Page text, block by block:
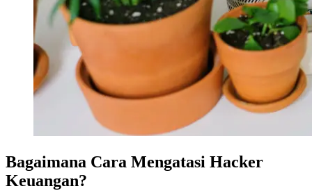
Bagaimana Cara Mengatasi Hacker
Keuangan?